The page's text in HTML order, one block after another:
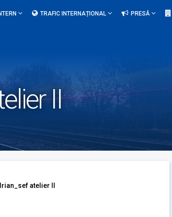
TRAFIC INTERNAȚIONAL PRESĂ
II
atelier II